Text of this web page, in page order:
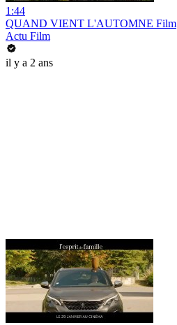
1:44
QUAND VIENT L'AUTOMNE Film
Actu Film
il y a 2 ans